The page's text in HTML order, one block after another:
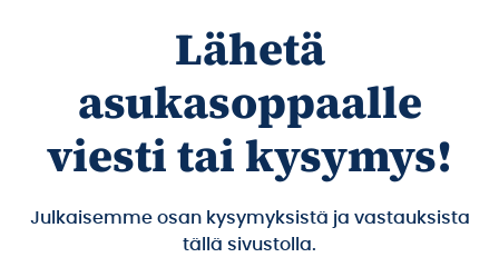
Lähetä
asukasoppaalle
viesti tai kysymys!
Julkaisemme osan kysymyksistä ja vastauksista
tällä sivustolla.